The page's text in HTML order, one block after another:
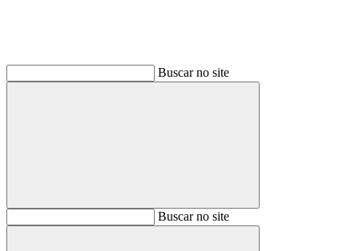
Buscar no site
BuscarBuscar no site